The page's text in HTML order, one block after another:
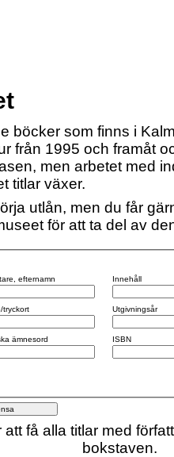
böcker som finns i
från 1995 och framåt
men arbetet med
titlar växer.
utlån, men du får
för att ta del av
efternamn
tryckort
ämnesord
Innehåll
Utgivningsår
ISBN
få alla titlar med
bokstaven.